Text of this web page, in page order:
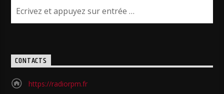
CONTACTS
https://radiorpm.fr